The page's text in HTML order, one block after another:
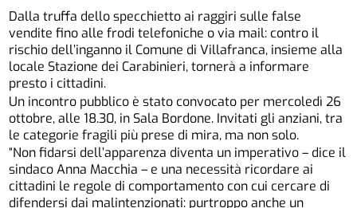
Dalla truffa dello specchietto ai raggiri sulle false
vendite fino alle frodi telefoniche o via mail: contro il
rischio dell’inganno il Comune di Villafranca, insieme alla
locale Stazione dei Carabinieri, tornerà a informare
presto i cittadini.
Un incontro pubblico è stato convocato per mercoledì 26
ottobre, alle 18.30, in Sala Bordone. Invitati gli anziani, tra
le categorie fragili più prese di mira, ma non solo.
“Non fidarsi dell’apparenza diventa un imperativo – dice il
sindaco Anna Macchia – e una necessità ricordare ai
cittadini le regole di comportamento con cui cercare di
difendersi dai malintenzionati: purtroppo anche un